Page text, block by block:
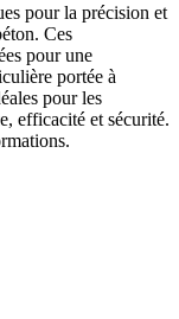
pour la précision et
Ces
pour une
portée à
pour les
efficacité et sécurité.